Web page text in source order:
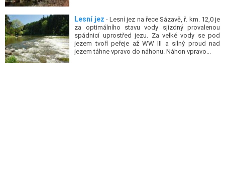
Lesní jez - Lesní jez na řece Sázavě, ř. km. 12,0 je
za optimálního stavu vody sjízdný provalenou
spádnicí uprostřed jezu. Za velké vody se pod
jezem tvoří peřeje až WW III a silný proud nad
jezem táhne vpravo do náhonu. Náhon vpravo...